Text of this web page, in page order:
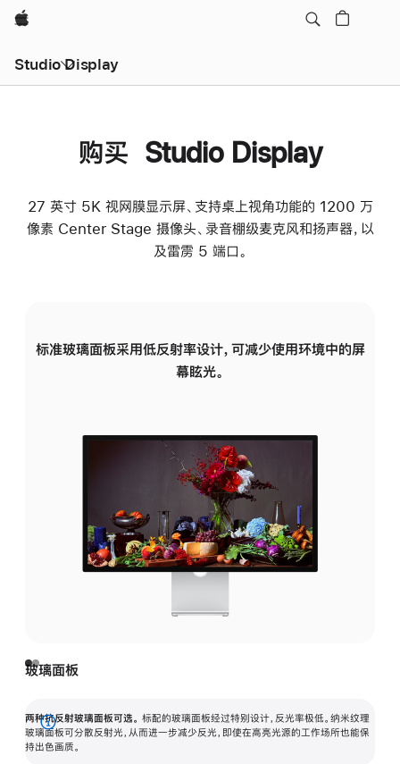
Apple
Studio Display
购买 Studio Display
27 英寸 5K 视网膜显示屏、支持桌上视角功能的 1200 万
像素 Center Stage 摄像头、录音棚级麦克风和扬声器，以
及雷雳 5 端口。
标准玻璃面板采用低反射率设计，可减少使用环境中的屏
幕眩光。
玻璃面板
两种抗反射玻璃面板可选。 标配的玻璃面板经过特别设计，反光率极低。纳米纹理
玻璃面板可分散反射光，从而进一步减少反光，即使在高亮光源的工作场所也能保
持出色画质。
展
开